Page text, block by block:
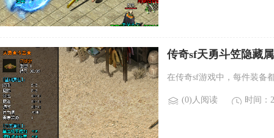
传奇sf天勇斗笠隐藏
在传奇sf游戏中，每件装备
(0)人阅读 时间：